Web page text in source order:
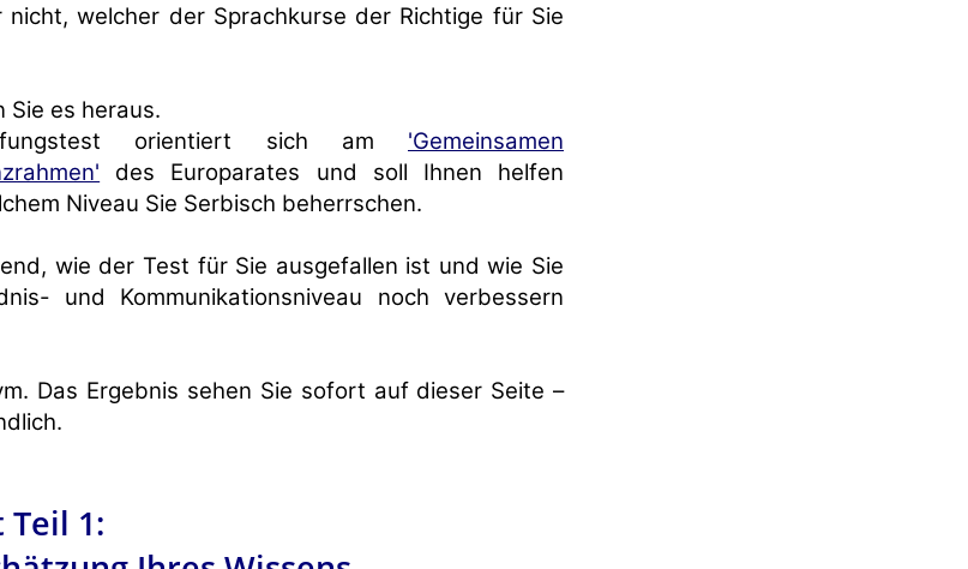
welcher der Sprachkurse der Richtige für Sie
Sie es heraus.
orientiert sich am 'Gemeinsamen
des Europarates und soll Ihnen helfen
Niveau Sie Serbisch beherrschen.
wie der Test für Sie ausgefallen ist und wie Sie
und Kommunikationsniveau noch verbessern
Das Ergebnis sehen Sie sofort auf dieser Seite –
1: